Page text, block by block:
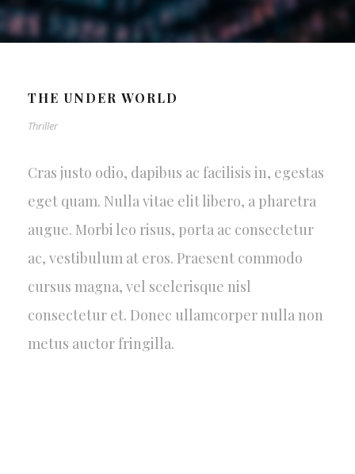
THE UNDER WORLD
Thriller
Cras justo odio, dapibus ac facilisis in, egestas
eget quam. Nulla vitae elit libero, a pharetra
augue. Morbi leo risus, porta ac consectetur
ac, vestibulum at eros. Praesent commodo
cursus magna, vel scelerisque nisl
consectetur et. Donec ullamcorper nulla non
metus auctor fringilla.